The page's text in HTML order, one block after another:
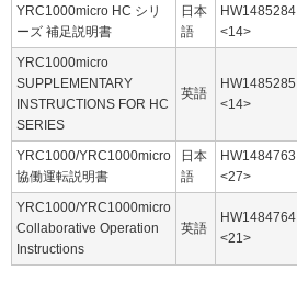
YRC1000micro HC シリ
ーズ 補足説明書
日本
語
HW1485284
<14>
YRC1000micro
SUPPLEMENTARY
INSTRUCTIONS FOR HC
SERIES
英語
HW1485285
<14>
YRC1000/YRC1000micro
協働運転説明書
日本
語
HW1484763
<27>
YRC1000/YRC1000micro
Collaborative Operation
Instructions
英語
HW1484764
<21>